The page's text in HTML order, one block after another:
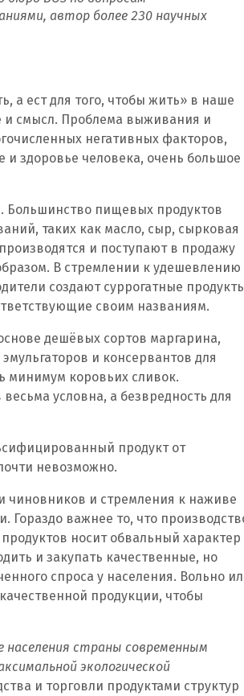
автор более 230 научных
а ест для того, чтобы жить» в наше
и смысл. Проблема выживания и
негативных факторов,
здоровье человека, очень большое
Большинство пищевых продуктов
таких как масло, сыр, сырковая
и поступают в продажу
В стремлении к удешевлению
создают суррогатные
своим названиям.
дешёвых сортов маргарина,
и консервантов для
минимум коровьих сливок.
условна, а безвредность для
продукт от
невозможно.
чиновников и стремления к наживе
Гораздо важнее то, что
носит обвальный характер
и закупать качественные, но
спроса у населения. Вольно
продукции, чтобы
населения страны современным
экологической
и торговли продуктами структур